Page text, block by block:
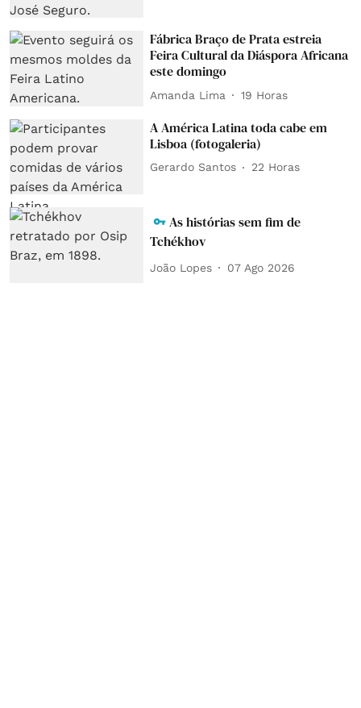
Fábrica Braço de Prata estreia
Feira Cultural da Diáspora Africana
este domingo
Amanda Lima 19 Horas
A América Latina toda cabe em
Lisboa (fotogaleria)
Gerardo Santos 22 Horas
As histórias sem fim de
Tchékhov
João Lopes 07 Ago 2026